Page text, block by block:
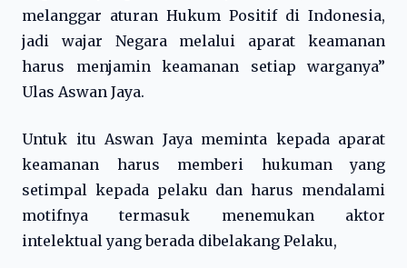
melanggar aturan Hukum Positif di Indonesia,
jadi wajar Negara melalui aparat keamanan
harus menjamin keamanan setiap warganya”
Ulas Aswan Jaya.
Untuk itu Aswan Jaya meminta kepada aparat
keamanan harus memberi hukuman yang
setimpal kepada pelaku dan harus mendalami
motifnya termasuk menemukan aktor
intelektual yang berada dibelakang Pelaku,